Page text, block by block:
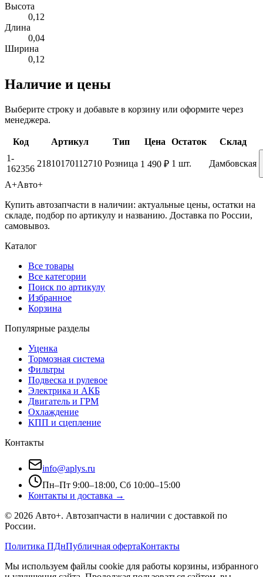
Высота
0,12
Длина
0,04
Ширина
0,12
Наличие и цены
Выберите строку и добавьте в корзину или оформите через
менеджера.
Код Артикул Тип Цена Остаток
Склад
1-
162356
21810170112710 Розница 1 490 ₽ 1 шт. Дамбовская
А+Авто+
Купить автозапчасти в наличии: актуальные цены, остатки на
складе, подбор по артикулу и названию. Доставка по России,
самовывоз.
Каталог
Все товары
Все категории
Поиск по артикулу
Избранное
Корзина
Популярные разделы
Уценка
Тормозная система
Фильтры
Подвеска и рулевое
Электрика и АКБ
Двигатель и ГРМ
Охлаждение
КПП и сцепление
Контакты
info@aplys.ru
Пн–Пт 9:00–18:00, Сб 10:00–15:00
Контакты и доставка →
© 2026 Авто+. Автозапчасти в наличии с доставкой по
России.
Политика ПДнПубличная офертаКонтакты
Мы используем файлы cookie для работы корзины, избранного